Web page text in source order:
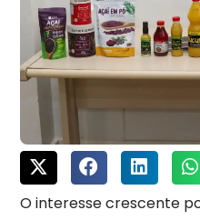
O interesse crescente